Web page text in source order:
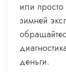
или просто
зимней
деньги.